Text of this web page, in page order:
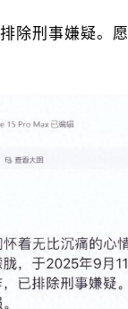
除刑事嫌疑。